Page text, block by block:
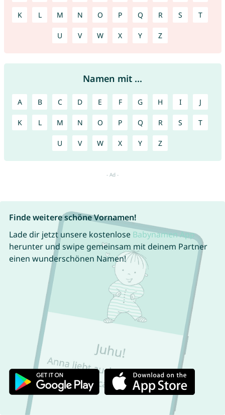
K L M N O P Q R S T
U V W X Y Z
Namen mit ...
A B C D E F G H I J
K L M N O P Q R S T
U V W X Y Z
Finde weitere schöne Vornamen!
Lade dir jetzt unsere kostenlose Babynamen App
herunter und swipe gemeinsam mit deinem Partner
einen wunderschönen Namen!